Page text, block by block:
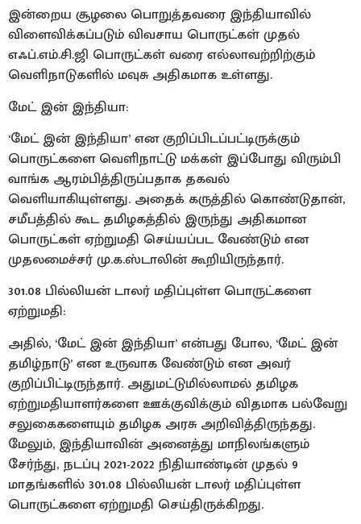
இன்றைய சூழலை பொறுத்தவரை இந்தியாவில்
விளைவிக்கப்படும் விவசாய பொருட்கள் முதல்
எஃப்.எம்.சி.ஜி பொருட்கள் வரை எல்லாவற்றிற்கும்
வெளிநாடுகளில் மவுசு அதிகமாக உள்ளது.
மேட் இன் இந்தியா:
‘மேட் இன் இந்தியா’ என குறிப்பிடப்பட்டிருக்கும்
பொருட்களை வெளிநாட்டு மக்கள் இப்போது விரும்பி
வாங்க ஆரம்பித்திருப்பதாக தகவல்
வெளியாகியுள்ளது. அதைக் கருத்தில் கொண்டுதான்,
சமீபத்தில் கூட தமிழகத்தில் இருந்து அதிகமான
பொருட்கள் ஏற்றுமதி செய்யப்பட வேண்டும் என
முதலமைச்சர் மு.க.ஸ்டாலின் கூறியிருந்தார்.
301.08 பில்லியன் டாலர் மதிப்புள்ள பொருட்களை
ஏற்றுமதி:
அதில், ‘மேட் இன் இந்தியா’ என்பது போல, ‘மேட் இன்
தமிழ்நாடு’ என உருவாக வேண்டும் என அவர்
குறிப்பிட்டிருந்தார். அதுமட்டுமில்லாமல் தமிழக
ஏற்றுமதியாளர்களை ஊக்குவிக்கும் விதமாக பல்வேறு
சலுகைகளையும் தமிழக அரசு அறிவித்திருந்தது.
மேலும், இந்தியாவின் அனைத்து மாநிலங்களும்
சேர்ந்து, நடப்பு 2021-2022 நிதியாண்டின் முதல் 9
மாதங்களில் 301.08 பில்லியன் டாலர் மதிப்புள்ள
பொருட்களை ஏற்றுமதி செய்திருக்கிறது.